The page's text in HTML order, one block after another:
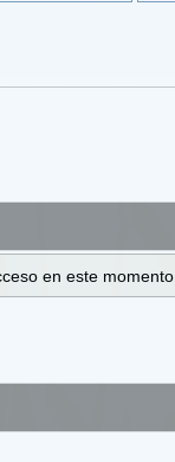
en este momento.